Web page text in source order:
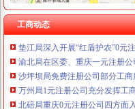
工商动态
高新区IT市一元注册公司场实行
合川局一元注册公司3.15活动呈
垫江局深入开展“红盾护农”0元
渝北局在区委、重庆一元注册公
沙坪坝局免费注册公司部分工商
万州局1元注册公司充分发挥工
北碚局重庆0元注册公司四方面